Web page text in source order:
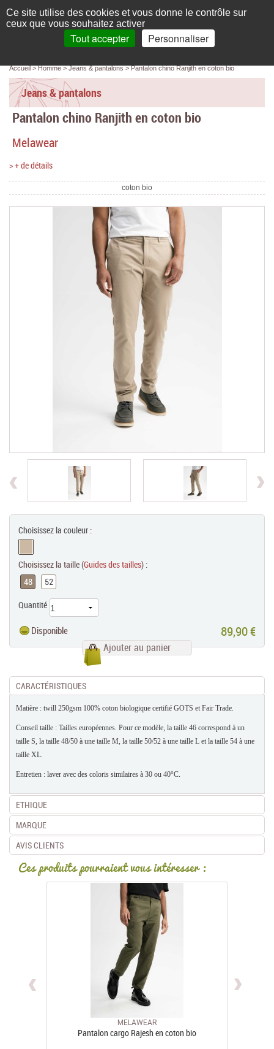
L'élégance au naturel
compte
Français
Recherche
Accueil
Femme
Homme
Bébé & enfant
Chaussures & Sacs
Accueil Homme Jeans & pantalons Pantalon chino Ranjith en coton bio
Jeans & pantalons
Pantalon chino Ranjith en coton bio
Melawear
> + de détails
coton bio
Choisissez la couleur :
Choisissez la taille (Guides des tailles) :
48
52
Quantité
Disponible 89,90 €
Ajouter au panier
CARACTÉRISTIQUES
Matière : twill 250gsm 100% coton biologique certifié GOTS et Fair Trade.
Conseil taille : Tailles européennes. Pour ce modèle, la taille 46 correspond à un
taille S, la taille 48/50 à une taille M, la taille 50/52 à une taille L et la taille 54 à une
taille XL.
Entretien : laver avec des coloris similaires à 30 ou 40°C.
ETHIQUE
MARQUE
AVIS CLIENTS
Ces produits pourraient vous intéresser :
MELAWEAR
Pantalon cargo Rajesh en coton bio
Panneau de gestion des cookies
Ce site utilise des cookies et vous donne le contrôle sur
ceux que vous souhaitez activer
Tout accepter Personnaliser